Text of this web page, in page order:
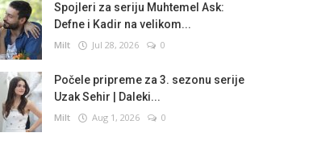
Spojleri za seriju Muhtemel Ask:
Defne i Kadir na velikom...
Milt Jul 28, 2026 0
Počele pripreme za 3. sezonu serije
Uzak Sehir | Daleki...
Milt Aug 1, 2026 0